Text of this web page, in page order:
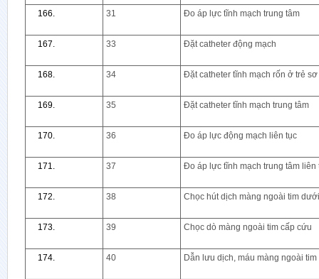
31 Đo áp lực tĩnh mạch trung tâm
33 Đặt catheter động mạch
34 Đặt catheter tĩnh mạch rốn ở trẻ
35 Đặt catheter tĩnh mạch trung tâm
36 Đo áp lực động mạch liên tục
37 Đo áp lực tĩnh mạch trung tâm liên
38 Chọc hút dịch màng ngoài tim
39 Chọc dò màng ngoài tim cấp cứu
40 Dẫn lưu dịch, máu màng ngoài tim